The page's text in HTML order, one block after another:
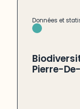
Données et
Pierre-